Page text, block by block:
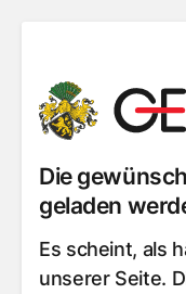
Die
geladen
Es scheint, als
unserer Seite.